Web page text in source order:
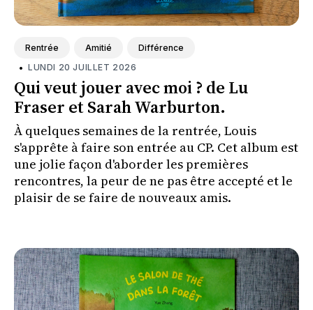
Rentrée Amitié Différence
• LUNDI 20 JUILLET 2026
Qui veut jouer avec moi ? de Lu
Fraser et Sarah Warburton.
À quelques semaines de la rentrée, Louis
s'apprête à faire son entrée au CP. Cet album est
une jolie façon d'aborder les premières
rencontres, la peur de ne pas être accepté et le
plaisir de se faire de nouveaux amis.